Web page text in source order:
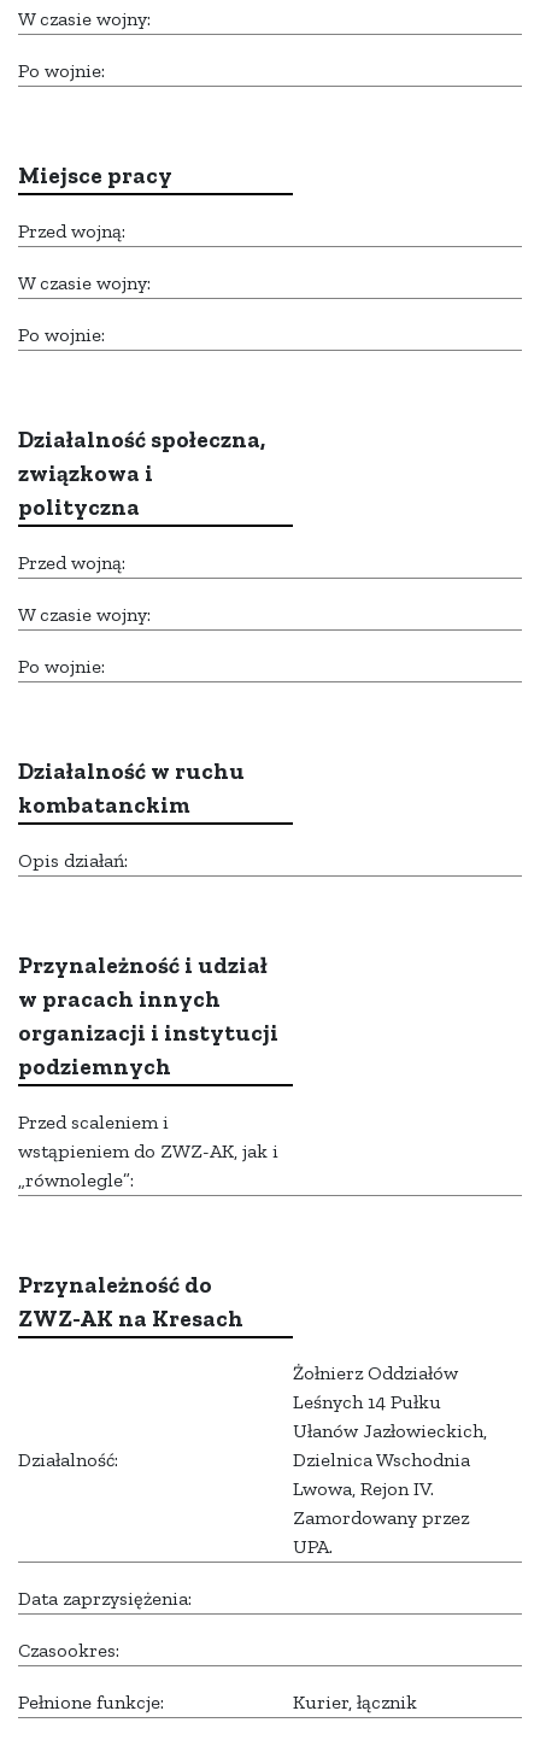
W czasie wojny:
Po wojnie:
Miejsce pracy
Przed wojną:
W czasie wojny:
Po wojnie:
Działalność społeczna,
związkowa i
polityczna
Przed wojną:
W czasie wojny:
Po wojnie:
Działalność w ruchu
kombatanckim
Opis działań:
Przynależność i udział
w pracach innych
organizacji i instytucji
podziemnych
Przed scaleniem i
wstąpieniem do ZWZ-AK, jak i
„równolegle”:
Przynależność do
ZWZ-AK na Kresach
Działalność:
Żołnierz Oddziałów
Leśnych 14 Pułku
Ułanów Jazłowieckich,
Dzielnica Wschodnia
Lwowa, Rejon IV.
Zamordowany przez
UPA.
Data zaprzysiężenia:
Czasookres:
Pełnione funkcje: Kurier, łącznik